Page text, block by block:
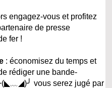
engagez-vous et profitez
de presse
fer !
: économisez du temps et
rédiger une bande-
vous serez jugé par